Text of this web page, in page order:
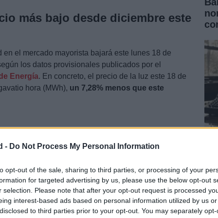
- Do Not Process My Personal Information
opt-out of the sale, sharing to third parties, or processing of your
for targeted advertising by us, please use the below opt-out
selection. Please note that after your opt-out request is processed
interest-based ads based on personal information utilized by us
to third parties prior to your opt-out. You may separately
más bajo desde diciembre este
el mercado mayorista bajará este lunes 18 de
los datos provisionales publicados por el
Energía. En concreto, el precio de la luz este 18 de
hora (MWh), un 7,28% menos que este